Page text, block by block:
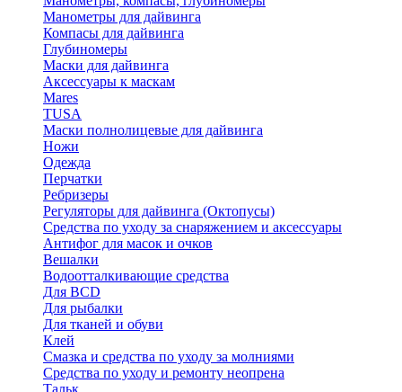
Манометры для дайвинга
Компасы для дайвинга
Глубиномеры
Маски для дайвинга
Аксессуары к маскам
Mares
TUSA
Маски полнолицевые для дайвинга
Ножи
Одежда
Перчатки
Ребризеры
Регуляторы для дайвинга (Октопусы)
Средства по уходу за снаряжением и аксессуары
Антифог для масок и очков
Вешалки
Водоотталкивающие средства
Для BCD
Для рыбалки
Для тканей и обуви
Клей
Смазка и средства по уходу за молниями
Средства по уходу и ремонту неопрена
Тальк